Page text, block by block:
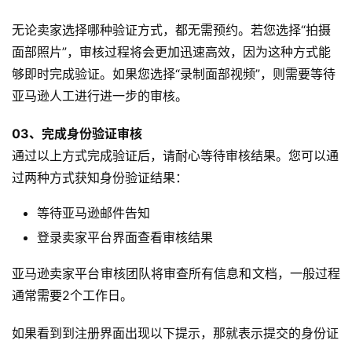
无论卖家选择哪种验证方式，都无需预约。若您选择“拍摄
面部照片”，审核过程将会更加迅速高效，因为这种方式能
够即时完成验证。如果您选择“录制面部视频”，则需要等待
亚马逊人工进行进一步的审核。
03、 完成身份验证审核
通过以上方式完成验证后，请耐心等待审核结果。您可以通
过两种方式获知身份验证结果：
等待亚马逊邮件告知
登录卖家平台界面查看审核结果
亚马逊卖家平台审核团队将审查所有信息和文档，一般过程
通常需要2个工作日。
如果看到到注册界面出现以下提示，那就表示提交的身份证